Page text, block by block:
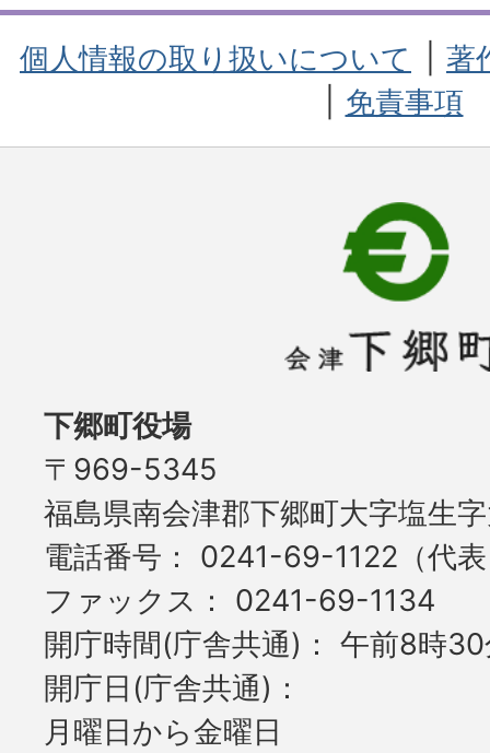
個人情報の取り扱いについて
著
免責事項
下郷町役場
〒969-5345
福島県南会津郡下郷町大字塩生
電話番号
0241-69-1122（代
ファックス
0241-69-1134
開庁時間(庁舎共通)
午前8時
開庁日(庁舎共通)
月曜日から金曜日